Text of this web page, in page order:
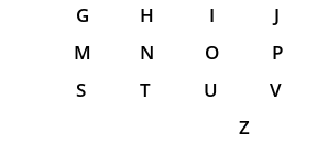
G
H I J
M
N O P
S
T U V
Z